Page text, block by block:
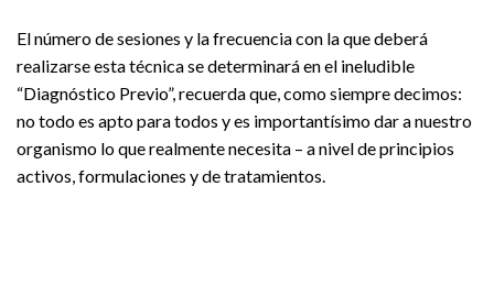
El número de sesiones y la frecuencia con la que deberá
realizarse esta técnica se determinará en el ineludible
“Diagnóstico Previo”, recuerda que, como siempre decimos:
no todo es apto para todos y es importantísimo dar a nuestro
organismo lo que realmente necesita – a nivel de principios
activos, formulaciones y de tratamientos.